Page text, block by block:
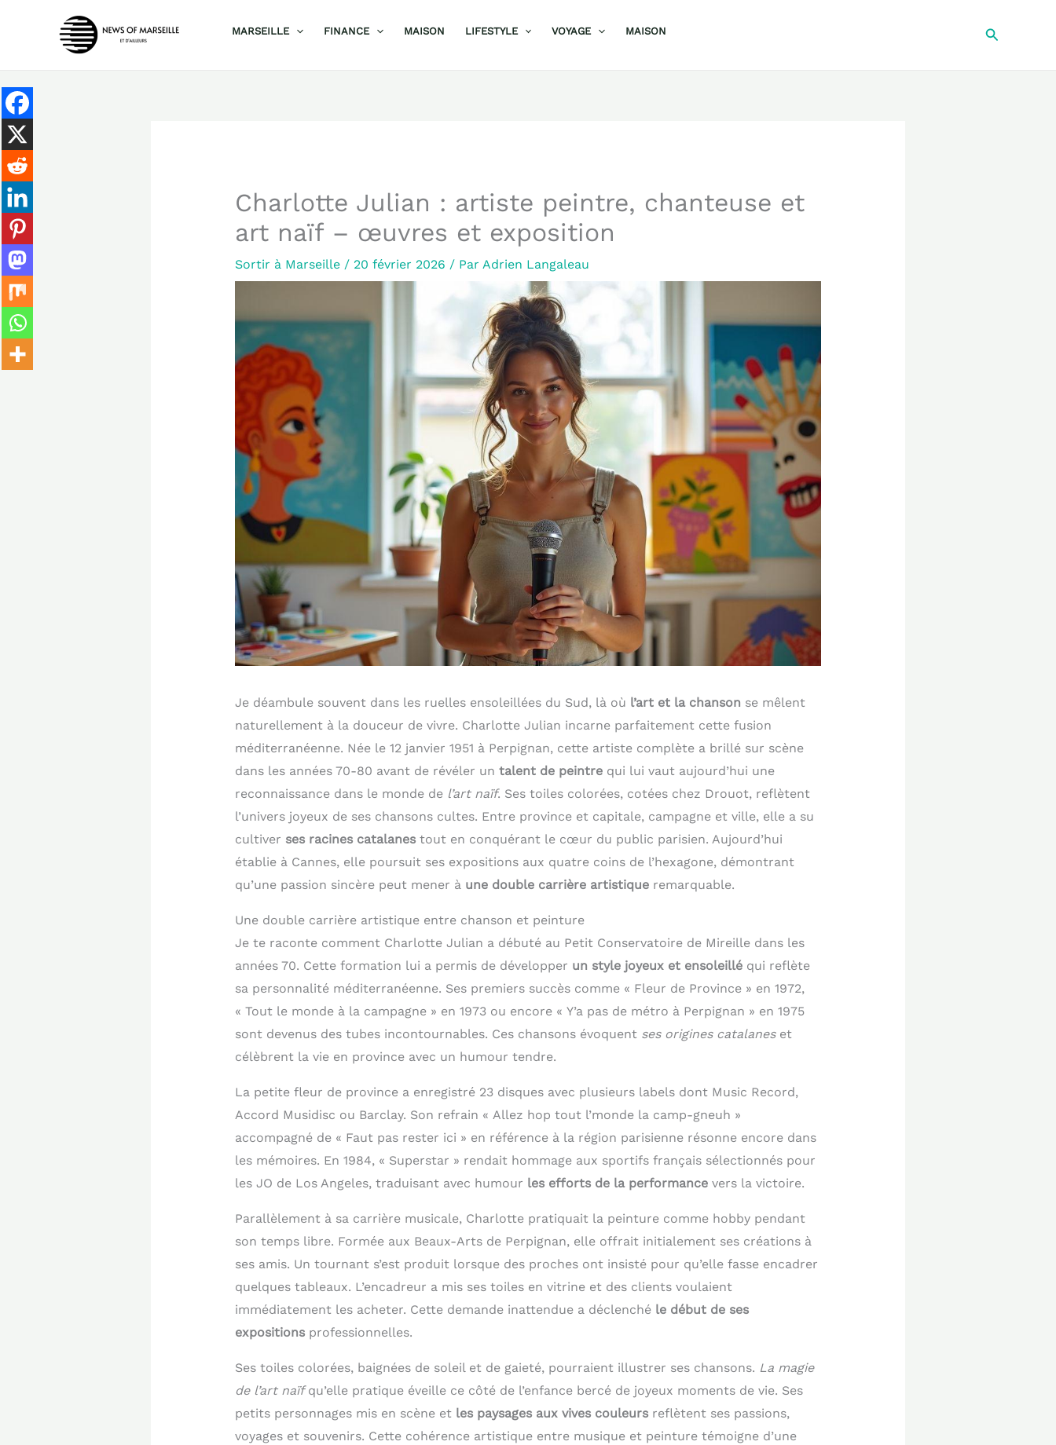
MARSEILLE FINANCE MAISON LIFESTYLE VOYAGE MAISON
Charlotte Julian : artiste peintre, chanteuse et
art naïf – œuvres et exposition
Sortir à Marseille/ 20 février 2026 / Par Adrien Langaleau
Je déambule souvent dans les ruelles ensoleillées du Sud, là où l’art et la chanson se mêlent
naturellement à la douceur de vivre. Charlotte Julian incarne parfaitement cette fusion
méditerranéenne. Née le 12 janvier 1951 à Perpignan, cette artiste complète a brillé sur scène
dans les années 70-80 avant de révéler un talent de peintrequi lui vaut aujourd’hui une
reconnaissance dans le monde de l’art naïf. Ses toiles colorées, cotées chez Drouot, reflètent
l’univers joyeux de ses chansons cultes. Entre province et capitale, campagne et ville, elle a su
cultiver ses racines catalanestout en conquérant le cœur du public parisien. Aujourd’hui
établie à Cannes, elle poursuit ses expositions aux quatre coins de l’hexagone, démontrant
qu’une passion sincère peut mener à une double carrière artistiqueremarquable.
Une double carrière artistique entre chanson et peinture
Je te raconte comment Charlotte Julian a débuté au Petit Conservatoire de Mireille dans les
années 70. Cette formation lui a permis de développer un style joyeux et ensoleilléqui reflète
sa personnalité méditerranéenne. Ses premiers succès comme « Fleur de Province » en 1972,
« Tout le monde à la campagne » en 1973 ou encore « Y’a pas de métro à Perpignan » en 1975
sont devenus des tubes incontournables. Ces chansons évoquent ses origines catalaneset
célèbrent la vie en province avec un humour tendre.
La petite fleur de province a enregistré 23 disques avec plusieurs labels dont Music Record,
Accord Musidisc ou Barclay. Son refrain « Allez hop tout l’monde la camp-gneuh »
accompagné de « Faut pas rester ici » en référence à la région parisienne résonne encore dans
les mémoires. En 1984, « Superstar » rendait hommage aux sportifs français sélectionnés pour
les JO de Los Angeles, traduisant avec humour les efforts de la performancevers la victoire.
Parallèlement à sa carrière musicale, Charlotte pratiquait la peinture comme hobby pendant
son temps libre. Formée aux Beaux-Arts de Perpignan, elle offrait initialement ses créations à
ses amis. Un tournant s’est produit lorsque des proches ont insisté pour qu’elle fasse encadrer
quelques tableaux. L’encadreur a mis ses toiles en vitrine et des clients voulaient
immédiatement les acheter. Cette demande inattendue a déclenché le début de ses
expositionsprofessionnelles.
Ses toiles colorées, baignées de soleil et de gaieté, pourraient illustrer ses chansons. La magie
de l’art naïfqu’elle pratique éveille ce côté de l’enfance bercé de joyeux moments de vie. Ses
petits personnages mis en scène et les paysages aux vives couleursreflètent ses passions,
voyages et souvenirs. Cette cohérence artistique entre musique et peinture témoigne d’une